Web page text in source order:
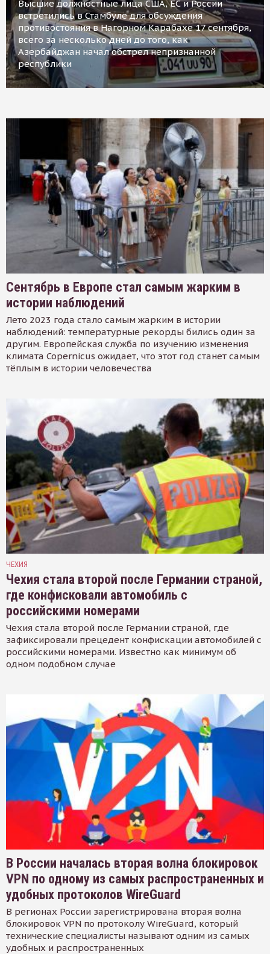
Высшие должностные лица США, ЕС и России
встретились в Стамбуле для обсуждения
противостояния в Нагорном Карабахе 17 сентября,
всего за несколько дней до того, как
Азербайджан начал обстрел непризнанной
республики
Сентябрь в Европе стал самым жарким в
истории наблюдений
Лето 2023 года стало самым жарким в истории
наблюдений: температурные рекорды бились один за
другим. Европейская служба по изучению изменения
климата Copernicus ожидает, что этот год станет самым
тёплым в истории человечества
ЧЕХИЯ
Чехия стала второй после Германии страной,
где конфисковали автомобиль с
российскими номерами
Чехия стала второй после Германии страной, где
зафиксировали прецедент конфискации автомобилей с
российскими номерами. Известно как минимум об
одном подобном случае
В России началась вторая волна блокировок
VPN по одному из самых распространенных и
удобных протоколов WireGuard
В регионах России зарегистрирована вторая волна
блокировок VPN по протоколу WireGuard, который
технические специалисты называют одним из самых
удобных и распространенных